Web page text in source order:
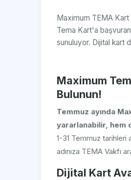
Maximum TEMA Kart
Tema Kart'a
sunuluyor. Dijital kart
Maximum
Bulunun!
Temmuz ayında
yararlanabilir, hem
1-31 Temmuz tarihleri
adınıza TEMA Vakfı
Dijital Kart